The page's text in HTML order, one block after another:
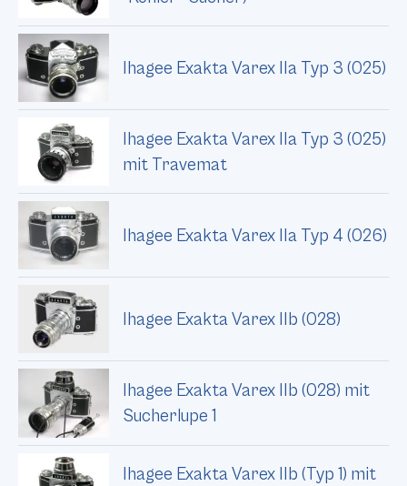
Ihagee Exakta Varex IIa Typ 3 (025)
Ihagee Exakta Varex IIa Typ 3 (025)
mit Travemat
Ihagee Exakta Varex IIa Typ 4 (026)
Ihagee Exakta Varex IIb (028)
Ihagee Exakta Varex IIb (028) mit
Sucherlupe 1
Ihagee Exakta Varex IIb (Typ 1) mit